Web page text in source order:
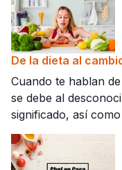
De la dieta al
Cuando te hablan
se debe al
significado, así